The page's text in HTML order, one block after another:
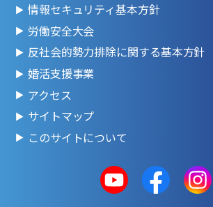
情報セキュリティ基本方針
労働安全大会
反社会的勢力排除に関する基本方針
婚活支援事業
アクセス
サイトマップ
このサイトについて